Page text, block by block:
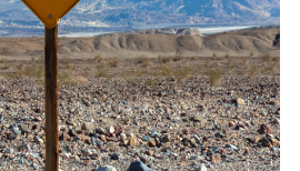
LAMPĀ 2026
Jaunumi
Ziedo